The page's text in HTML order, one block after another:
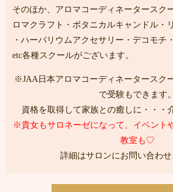
そのほか、アロマコーディネータースク
ロマクラフト・ボタニカルキャンドル・
・ハーバリウムアクセサリー・デコモチ
etc各種スクールがございます。
※JAA日本アロマコーディネータースク
で受験もできます。
資格を取得して家族との癒しに・・・
※貴女もサロネーゼになって、イベント
教室も♡
詳細はサロンにお問い合わせ